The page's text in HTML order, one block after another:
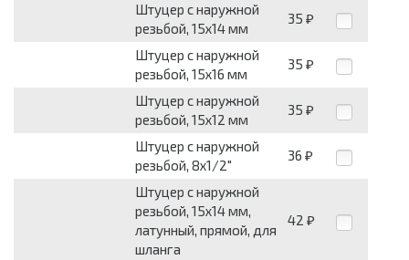
Штуцер с наружной
резьбой, 15х14 мм
35 ₽
Штуцер с наружной
резьбой, 15х16 мм
35 ₽
Штуцер с наружной
резьбой, 15х12 мм
35 ₽
Штуцер с наружной
резьбой, 8х1/2"
36 ₽
Штуцер с наружной
резьбой, 15х14 мм,
латунный, прямой, для
шланга
42 ₽